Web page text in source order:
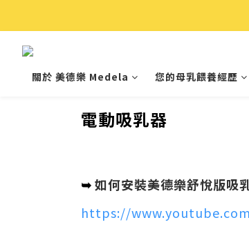
關於 美德樂 Medela
您的母乳餵養經歷
電動吸乳器
➥ 如何安裝美德樂舒悅版吸
https://